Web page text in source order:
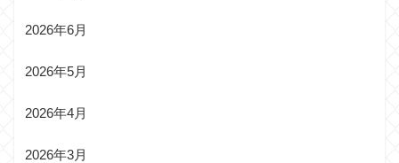
2026年6月
2026年5月
2026年4月
2026年3月